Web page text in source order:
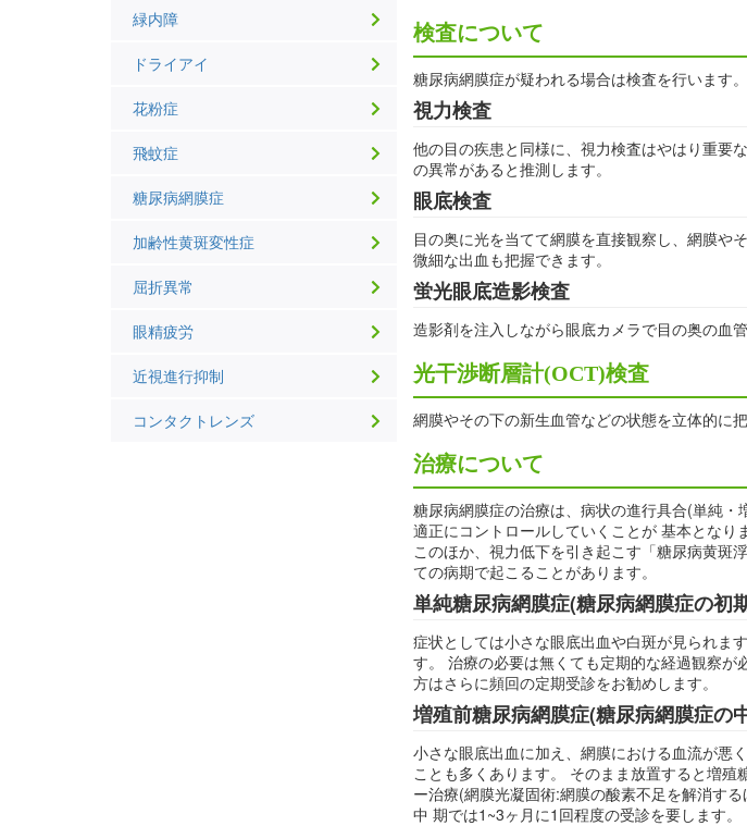
緑内障
ドライアイ
花粉症
飛蚊症
糖尿病網膜症
加齢性黄斑変性症
屈折異常
眼精疲労
近視進行抑制
コンタクトレンズ
検査について
糖尿病網膜症が疑われる場合は検査を行います
視力検査
他の目の疾患と同様に、視力検査はやはり重要
の異常があると推測します。
眼底検査
目の奥に光を当てて網膜を直接観察し、網膜や
微細な出血も把握できます。
蛍光眼底造影検査
造影剤を注入しながら眼底カメラで目の奥の血
光干渉断層計(OCT)検査
網膜やその下の新生血管などの状態を立体的に把
治療について
糖尿病網膜症の治療は、病状の進行具合(単純
適正にコントロールしていくことが 基本となり
このほか、視力低下を引き起こす「糖尿病黄斑
ての病期で起こることがあります。
単純糖尿病網膜症(糖尿病網膜症の初
症状としては小さな眼底出血や白斑が見られま
す。 治療の必要は無くても定期的な経過観察
方はさらに頻回の定期受診をお勧めします。
増殖前糖尿病網膜症(糖尿病網膜症の
小さな眼底出血に加え、網膜における血流が悪
ことも多くあります。 そのまま放置すると増
ー治療(網膜光凝固術:網膜の酸素不足を解消す
中 期では1~3ヶ月に1回程度の受診を要します。